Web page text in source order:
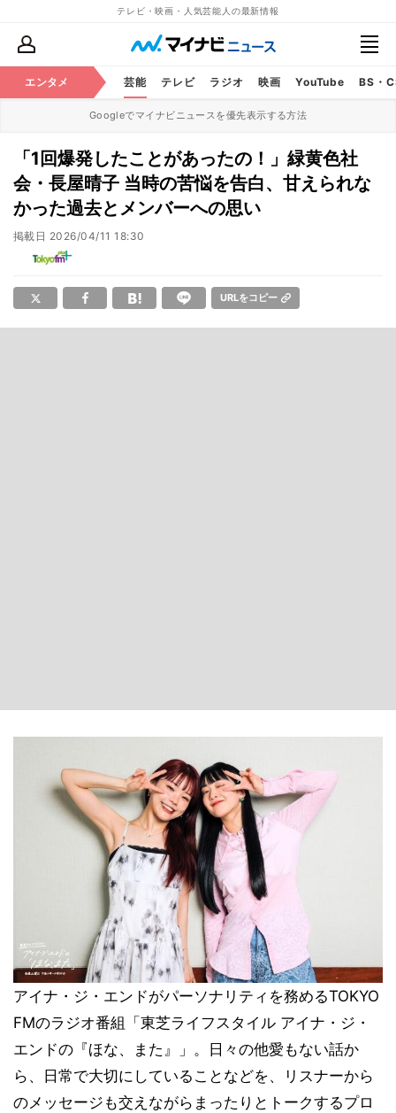
テレビ・映画・人気芸能人の最新情報
エンタメ 芸能 テレビ ラジオ 映画 YouTube BS・
Googleでマイナビニュースを優先表示する方法
「1回爆発したことがあったの！」緑黄色社
会・長屋晴子 当時の苦悩を告白、甘えられな
かった過去とメンバーへの思い
掲載日 2026/04/11 18:30
URLをコピー
アイナ・ジ・エンドがパーソナリティを務めるTOKYO
FMのラジオ番組「東芝ライフスタイル アイナ・ジ・
エンドの『ほな、また』」。日々の他愛もない話か
ら、日常で大切にしていることなどを、リスナーから
のメッセージも交えながらまったりとトークするプロ